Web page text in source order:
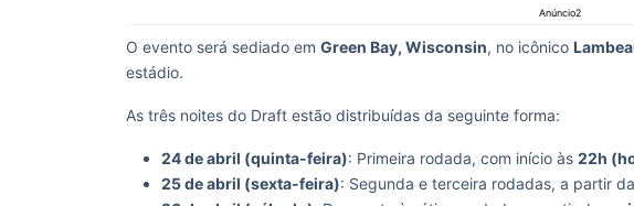
Anúncio2
O evento será sediado em Green Bay, Wisconsin, no icônico
estádio.
As três noites do Draft estão distribuídas da seguinte forma:
24 de abril (quinta-feira): Primeira rodada, com início às 22h
25 de abril (sexta-feira): Segunda e terceira rodadas, a partir